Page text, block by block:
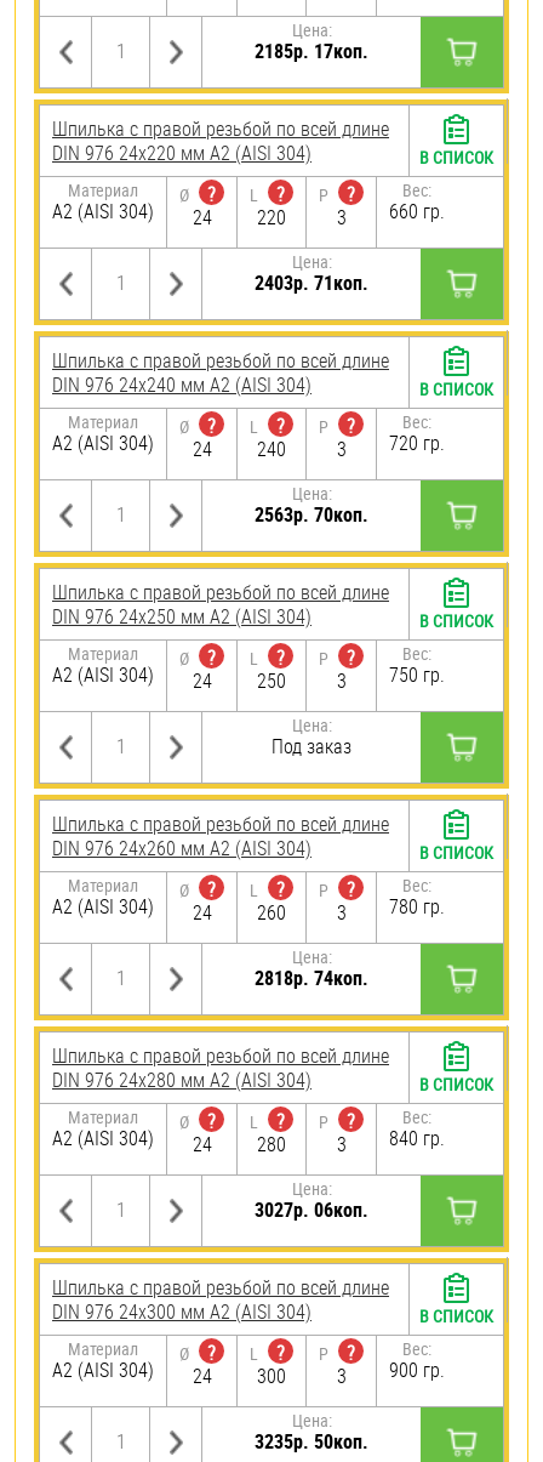
Цена:
2185р. 17коп.
Шпилька с правой резьбой по всей длине
DIN 976 24х220 мм А2 (AISI 304)
Материал
А2 (AISI 304)
Ø
?
24
L
?
220
P
?
3
Вес:
660 гр.
Цена:
2403р. 71коп.
В СПИСОК
Шпилька с правой резьбой по всей длине
DIN 976 24х240 мм А2 (AISI 304)
Материал
А2 (AISI 304)
Ø
?
24
L
?
240
P
?
3
Вес:
720 гр.
Цена:
2563р. 70коп.
В СПИСОК
Шпилька с правой резьбой по всей длине
DIN 976 24х250 мм А2 (AISI 304)
Материал
А2 (AISI 304)
Ø
?
24
L
?
250
P
?
3
Вес:
750 гр.
Цена:
Под заказ
В СПИСОК
Шпилька с правой резьбой по всей длине
DIN 976 24х260 мм А2 (AISI 304)
Материал
А2 (AISI 304)
Ø
?
24
L
?
260
P
?
3
Вес:
780 гр.
Цена:
2818р. 74коп.
В СПИСОК
Шпилька с правой резьбой по всей длине
DIN 976 24х280 мм А2 (AISI 304)
Материал
А2 (AISI 304)
Ø
?
24
L
?
280
P
?
3
Вес:
840 гр.
Цена:
3027р. 06коп.
В СПИСОК
Шпилька с правой резьбой по всей длине
DIN 976 24х300 мм А2 (AISI 304)
Материал
А2 (AISI 304)
Ø
?
24
L
?
300
P
?
3
Вес:
900 гр.
Цена:
3235р. 50коп.
В СПИСОК